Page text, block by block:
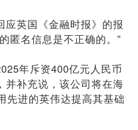
应英国《金融时报》的报
匿名信息是不正确的。”
年斥资400亿元人民币
并补充说，该公司将在海
先进的英伟达提高其基础